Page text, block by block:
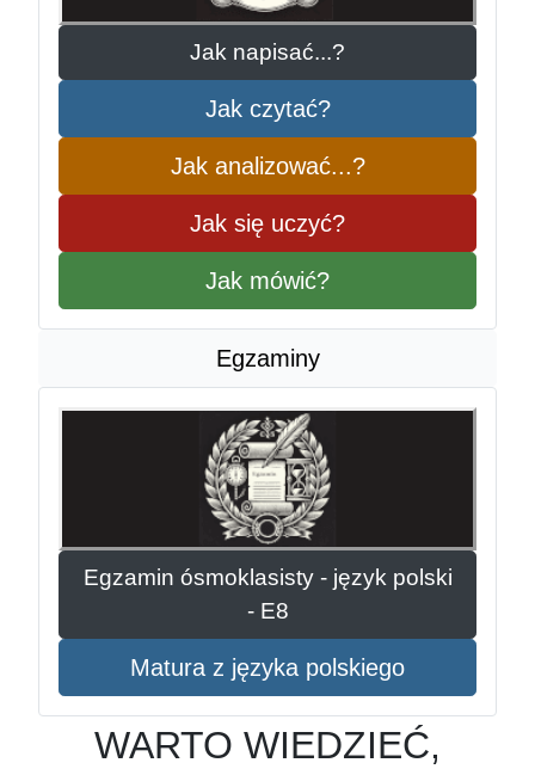
Jak napisać...?
Jak czytać?
Jak analizować...?
Jak się uczyć?
Jak mówić?
Egzaminy
Egzamin ósmoklasisty - język polski
- E8
Matura z języka polskiego
WARTO WIEDZIEĆ,